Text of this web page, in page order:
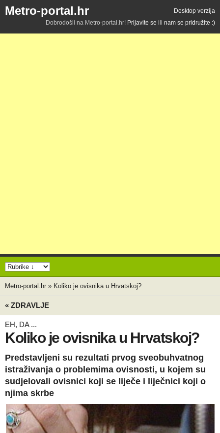
Metro-portal.hr
Desktop verzija
Dobrodošli na Metro-portal.hr! Prijavite se ili nam se pridružite :)
Metro-portal.hr » Koliko je ovisnika u Hrvatskoj?
« ZDRAVLJE
EH, DA ...
Koliko je ovisnika u Hrvatskoj?
Predstavljeni su rezultati prvog sveobuhvatnog
istraživanja o problemima ovisnosti, u kojem su
sudjelovali ovisnici koji se liječe i liječnici koji o
njima skrbe